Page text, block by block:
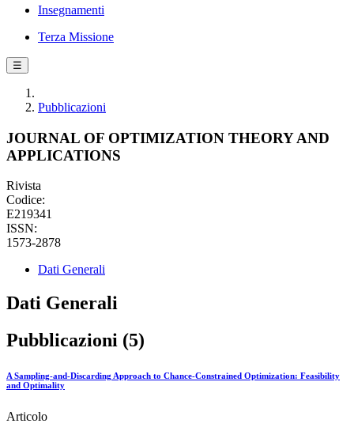
Insegnamenti
Terza Missione
☰
Pubblicazioni
JOURNAL OF OPTIMIZATION THEORY AND
APPLICATIONS
Rivista
Codice:
E219341
ISSN:
1573-2878
Dati Generali
Dati Generali
Pubblicazioni (5)
A Sampling-and-Discarding Approach to Chance-Constrained Optimization: Feasibility
and Optimality
Articolo